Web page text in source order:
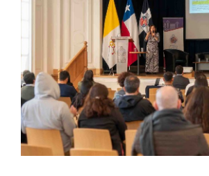
Académicos
Funcionarios
Alumni